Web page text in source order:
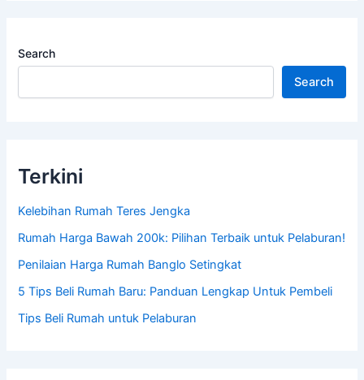
Search
Search
Terkini
Kelebihan Rumah Teres Jengka
Rumah Harga Bawah 200k: Pilihan Terbaik untuk Pelaburan!
Penilaian Harga Rumah Banglo Setingkat
5 Tips Beli Rumah Baru: Panduan Lengkap Untuk Pembeli
Tips Beli Rumah untuk Pelaburan